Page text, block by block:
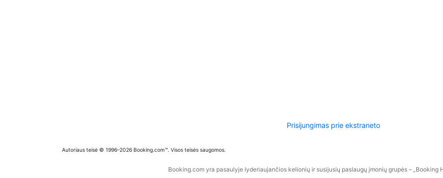
Prisijungimas prie ekstraneto
Autoriaus teisė © 1996–2026 Booking.com™. Visos teisės saugomos.
Booking.com yra pasaulyje lyderiaujančios kelionių ir susijusių paslaugų įmonių grupės – „Booking